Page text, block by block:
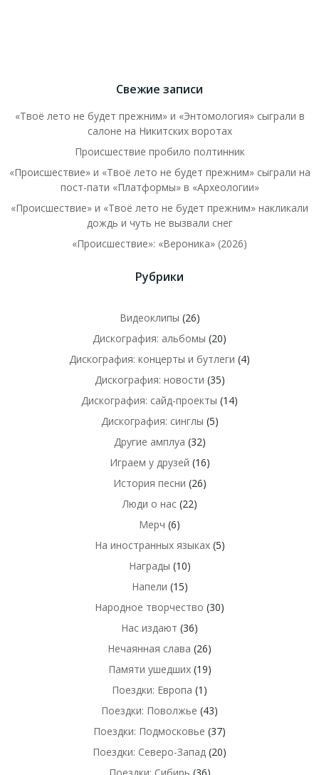
Свежие записи
«Твоё лето не будет прежним» и «Энтомология» сыграли в
салоне на Никитских воротах
Происшествие пробило полтинник
«Происшествие» и «Твоё лето не будет прежним» сыграли на
пост-пати «Платформы» в «Археологии»
«Происшествие» и «Твоё лето не будет прежним» накликали
дождь и чуть не вызвали снег
«Происшествие»: «Вероника» (2026)
Рубрики
Видеоклипы (26)
Дискография: альбомы (20)
Дискография: концерты и бутлеги (4)
Дискография: новости (35)
Дискография: сайд-проекты (14)
Дискография: синглы (5)
Другие амплуа (32)
Играем у друзей (16)
История песни (26)
Люди о нас(22)
Мерч (6)
На иностранных языках(5)
Награды (10)
Напели (15)
Народное творчество (30)
Нас издают (36)
Нечаянная слава (26)
Памяти ушедших(19)
Поездки: Европа (1)
Поездки: Поволжье (43)
Поездки: Подмосковье (37)
Поездки: Северо-Запад (20)